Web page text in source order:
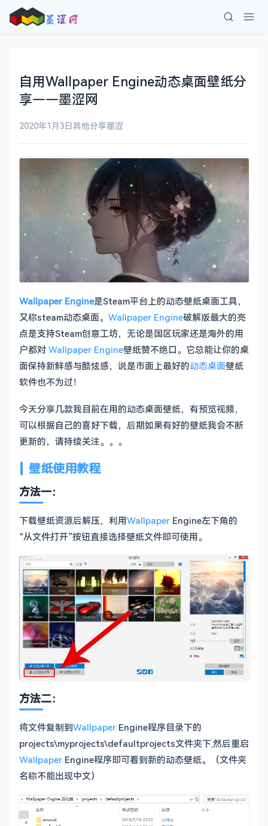
自用Wallpaper Engine动态桌面壁纸分
享——墨涩网
2020年1月3日其他分享墨涩
Wallpaper Engine是Steam平台上的动态壁纸桌面工具，
又称steam动态桌面。 Wallpaper Engine破解版最大的亮
点是支持Steam创意工坊，无论是国区玩家还是海外的用
户都对 Wallpaper Engine壁纸赞不绝口。它总能让你的桌
面保持新鲜感与酷炫感，说是市面上最好的动态桌面壁纸
软件也不为过！
今天分享几款我目前在用的动态桌面壁纸，有预览视频，
可以根据自己的喜好下载，后期如果有好的壁纸我会不断
更新的，请持续关注。。。
壁纸使用教程
方法一：
下载壁纸资源后解压，利用Wallpaper Engine左下角的
“从文件打开”按钮直接选择壁纸文件即可使用。
方法二：
将文件复制到Wallpaper Engine程序目录下的
projects\myprojects\defaultprojects文件夹下,然后重启
Wallpaper Engine程序即可看到新的动态壁纸。（文件夹
名称不能出现中文）